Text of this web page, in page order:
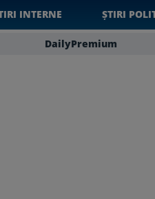
INTERNE ȘTIRI
DailyPremium